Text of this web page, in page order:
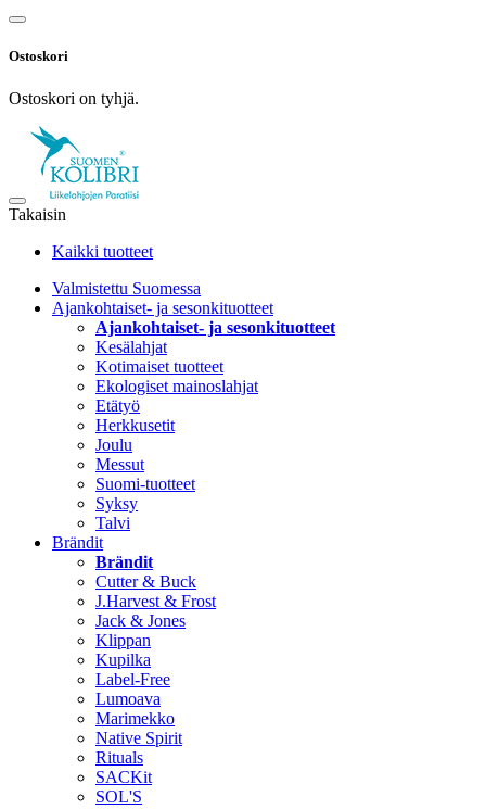
Ostoskori
Ostoskori on tyhjä.
Takaisin
Kaikki tuotteet
Valmistettu Suomessa
Ajankohtaiset- ja sesonkituotteet
Ajankohtaiset- ja sesonkituotteet
Kesälahjat
Kotimaiset tuotteet
Ekologiset mainoslahjat
Etätyö
Herkkusetit
Joulu
Messut
Suomi-tuotteet
Syksy
Talvi
Brändit
Brändit
Cutter & Buck
J.Harvest & Frost
Jack & Jones
Klippan
Kupilka
Label-Free
Lumoava
Marimekko
Native Spirit
Rituals
SACKit
SOL'S